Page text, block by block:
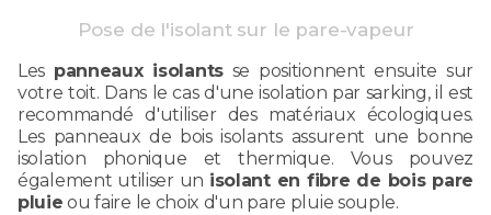
Pose de l'isolant sur le pare-vapeur
Les panneaux isolantsse positionnent ensuite sur
votre toit. Dans le cas d'une isolation par sarking, il est
recommandé d'utiliser des matériaux écologiques.
Les panneaux de bois isolants assurent une bonne
isolation phonique et thermique. Vous pouvez
également utiliser un isolant en fibre de bois pare
pluie ou faire le choix d'un pare pluie souple.